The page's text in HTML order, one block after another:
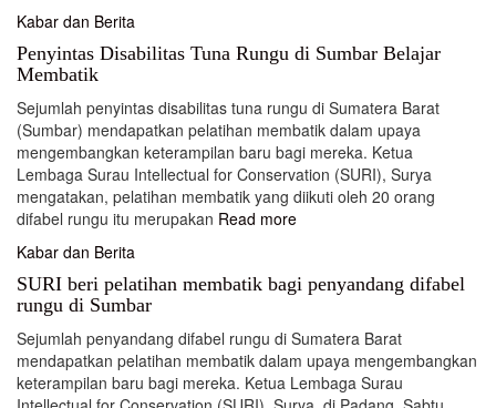
Kabar dan Berita
Penyintas Disabilitas Tuna Rungu di Sumbar Belajar
Membatik
Sejumlah penyintas disabilitas tuna rungu di Sumatera Barat
(Sumbar) mendapatkan pelatihan membatik dalam upaya
mengembangkan keterampilan baru bagi mereka. Ketua
Lembaga Surau Intellectual for Conservation (SURI), Surya
mengatakan, pelatihan membatik yang diikuti oleh 20 orang
difabel rungu itu merupakan Read more
Kabar dan Berita
SURI beri pelatihan membatik bagi penyandang difabel
rungu di Sumbar
Sejumlah penyandang difabel rungu di Sumatera Barat
mendapatkan pelatihan membatik dalam upaya mengembangkan
keterampilan baru bagi mereka. Ketua Lembaga Surau